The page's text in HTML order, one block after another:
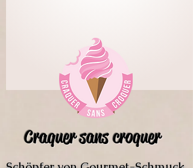
Craquer sans croquer